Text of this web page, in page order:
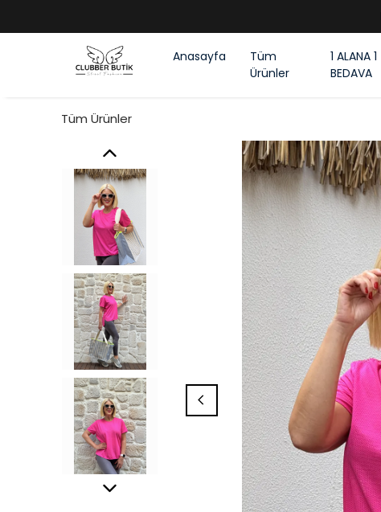
Anasayfa
Tüm
Ürünler
1 ALANA 1
BEDAVA
Tüm Ürünler